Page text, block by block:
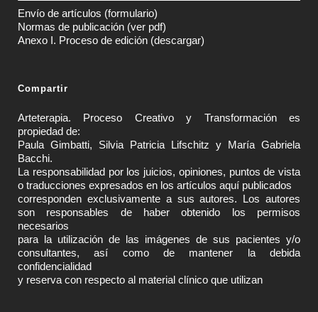
Envío de artículos (formulario)
Normas de publicación (ver pdf)
Anexo I. Proceso de edición (descargar)
Compartir
Arteterapia. Proceso Creativo y Transformación es
propiedad de:
Paula Gimbatti, Silvia Patricia Lifschitz y María Gabriela
Bacchi.
La responsabilidad por los juicios, opiniones, puntos de vista
o traducciones expresados en los artículos aquí publicados
corresponden exclusivamente a sus autores. Los autores
son responsables de haber obtenido los permisos
necesarios
para la utilización de las imágenes de sus pacientes y/o
consultantes, así como de mantener la debida
confidencialidad
y reserva con respecto al material clínico que utilizan